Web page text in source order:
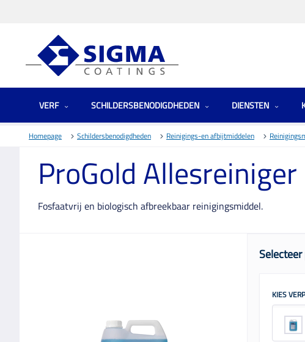
VERF SCHILDERSBENODIGDHEDEN DIENSTEN
Homepage Schildersbenodigdheden Reinigings-en afbijtmiddelen
ProGold Allesreiniger
Fosfaatvrij en biologisch afbreekbaar reinigingsmiddel.
KIES